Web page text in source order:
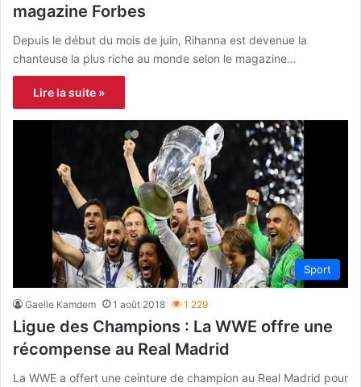
magazine Forbes
Depuis le début du mois de juin, Rihanna est devenue la
chanteuse la plus riche au monde selon le magazine…
Lire la suite »
Sport
Gaelle Kamdem 1 août 2018 1 229
Ligue des Champions : La WWE offre une
récompense au Real Madrid
La WWE a offert une ceinture de champion au Real Madrid pour